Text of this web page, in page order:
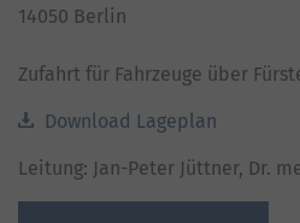
14050 Berlin
Zufahrt für Fahrzeuge über
Download Lageplan
Leitung: Jan-Peter Jüttner, Dr.